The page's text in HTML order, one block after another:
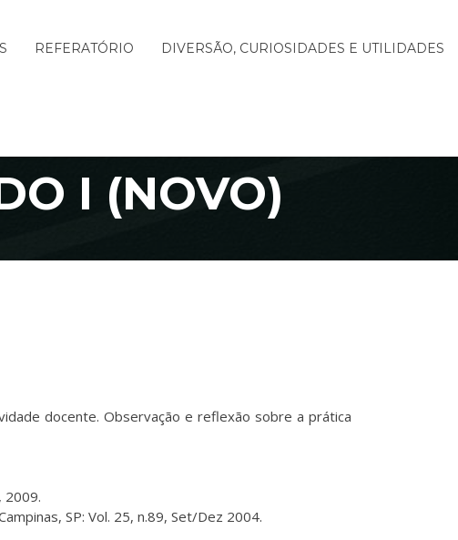
REFERATÓRIO DIVERSÃO, CURIOSIDADES E UTILIDADES
I (NOVO)
docente. Observação e reflexão sobre a prática
2009.
SP: Vol. 25, n.89, Set/Dez 2004.